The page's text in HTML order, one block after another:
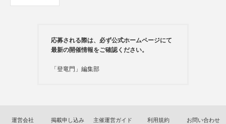
応募される際は、必ず公式ホームページにて
最新の開催情報をご確認ください。
「登竜門」編集部
運営会社 掲載申し込み 主催運営ガイド 利用規約 お問い合わせ